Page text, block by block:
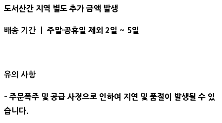
도서산간 지역 별도 추가 금액 발생
배송 기간 ㅣ 주말·공휴일 제외 2일 ~ 5일
유의 사항
- 주문폭주 및 공급 사정으로 인하여 지연 및 품절이 발생될 수 있
습니다.